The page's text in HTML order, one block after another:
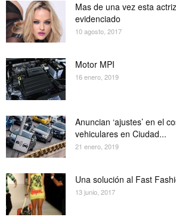
Mas de una vez esta
evidenciado
10 agosto, 2017
Motor MPI
16 enero, 2019
Anuncian ‘ajustes’ en el
vehiculares en Ciudad...
21 enero, 2019
Una solución al Fast
13 junio, 2017